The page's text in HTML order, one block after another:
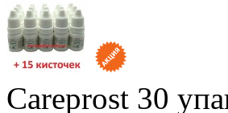
Careprost 30